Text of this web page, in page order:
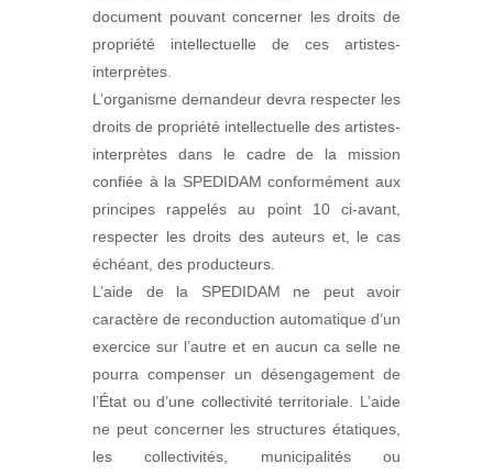
document pouvant concerner les droits de
propriété intellectuelle de ces artistes-
interprètes.
L’organisme demandeur devra respecter les
droits de propriété intellectuelle des artistes-
interprètes dans le cadre de la mission
confiée à la SPEDIDAM conformément aux
principes rappelés au point 10 ci-avant,
respecter les droits des auteurs et, le cas
échéant, des producteurs.
L’aide de la SPEDIDAM ne peut avoir
caractère de reconduction automatique d’un
exercice sur l’autre et en aucun ca selle ne
pourra compenser un désengagement de
l’État ou d’une collectivité territoriale. L’aide
ne peut concerner les structures étatiques,
les collectivités, municipalités ou